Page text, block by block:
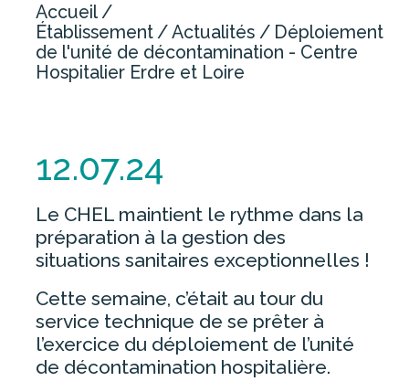
MATERNITÉ
IMAGERIE
MÉDECINE
RÉADAPTATION
URGENCES
ESPACE PATIENT
CONSULTATIONS – PRENDRE UN
RENDEZ-VOUS
FORMALITÉS ADMINISTRATIVES
Accueil
Établissement
Actualités
Déploiement
de l'unité de décontamination - Centre
Hospitalier Erdre et Loire
12.07.24
Le CHEL maintient le rythme dans la
préparation à la gestion des
situations sanitaires exceptionnelles !
Cette semaine, c’était au tour du
service technique de se prêter à
l’exercice du déploiement de l’unité
de décontamination hospitalière.